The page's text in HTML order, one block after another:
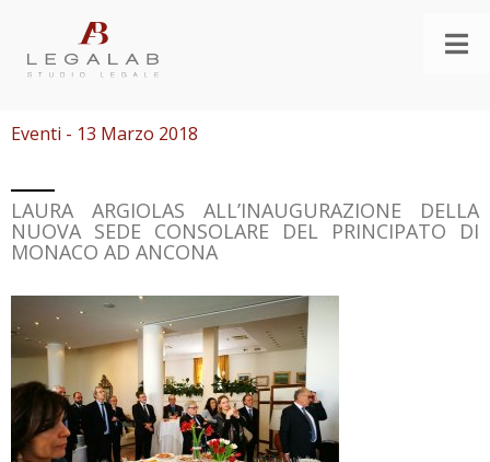
Eventi - 13 Marzo 2018
LAURA ARGIOLAS ALL’INAUGURAZIONE DELLA
NUOVA SEDE CONSOLARE DEL PRINCIPATO DI
MONACO AD ANCONA